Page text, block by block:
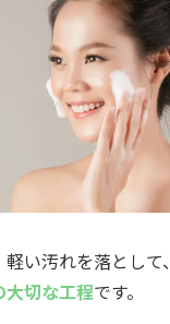
い汚れを落として、
大切な工程です。